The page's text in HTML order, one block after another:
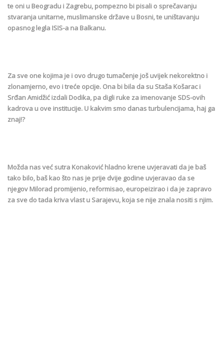
te oni u Beogradu i Zagrebu, pompezno bi pisali o sprečavanju
stvaranja unitarne, muslimanske države u Bosni, te uništavanju
opasnog legla ISIS-a na Balkanu.
Za sve one kojima je i ovo drugo tumačenje još uvijek nekorektno i
zlonamjerno, evo i treće opcije. Ona bi bila da su Staša Košarac i
Srđan Amidžić izdali Dodika, pa digli ruke za imenovanje SDS-ovih
kadrova u ove institucije. U kakvim smo danas turbulencijama, haj ga
znaj!?
Možda nas već sutra Konaković hladno krene uvjeravati da je baš
tako bilo, baš kao što nas je prije dvije godine uvjeravao da se
njegov Milorad promijenio, reformisao, europeizirao i da je zapravo
za sve do tada kriva vlast u Sarajevu, koja se nije znala nositi s njim.